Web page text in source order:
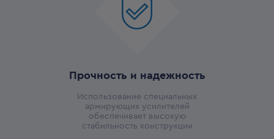
Прочность и надежность
Использование специальных
армирующих усилителей
обеспечивает высокую
стабильность конструкции